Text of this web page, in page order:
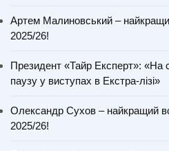
Артем Малиновський –
2025/26!
Президент «Тайр Експерт»: «На
паузу у виступах в Екстра-лізі»
Олександр Сухов – найкращий
2025/26!